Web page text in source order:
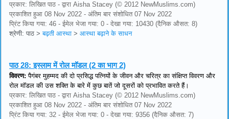
प्रकार: लिखित पाठ - द्वारा Aisha Stacey (© 2012 NewMuslims.com)
प्रकाशित हुआ 08 Nov 2022 - अंतिम बार संशोधित 07 Nov 2022
प्रिंट किया गया: 46 - ईमेल भेजा गया: 0 - देखा गया: 10430 (दैनिक औसत: 8)
श्रेणी: पाठ >बढ़ती आस्था > आस्था बढ़ाने के साधन
पाठ 28:इस्लाम में रोल मॉडल (2 का भाग 2)
विवरण: पैगंबर मुहम्मद की दो प्रसिद्ध पत्नियों के जीवन और चरित्र का संक्षिप्त विवरण और
रोल मॉडल की उस शक्ति के बारे में कुछ बातें जो दूसरों को प्रभावित करते हैं।
प्रकार: लिखित पाठ - द्वारा Aisha Stacey (© 2012 NewMuslims.com)
प्रकाशित हुआ 08 Nov 2022 - अंतिम बार संशोधित 07 Nov 2022
प्रिंट किया गया: 32 - ईमेल भेजा गया: 0 - देखा गया: 9356 (दैनिक औसत: 7)